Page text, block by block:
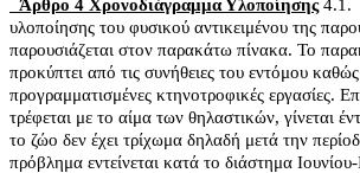
Άρθρο 4 Χρονοδιάγραμμα Υλοποίησης 4.1.
υλοποίησης του φυσικού αντικειμένου της
παρουσιάζεται στον παρακάτω πίνακα. Το
προκύπτει από τις συνήθειες του εντόμου καθώς
προγραμματισμένες κτηνοτροφικές εργασίες.
τρέφεται με το αίμα των θηλαστικών, γίνεται
το ζώο δεν έχει τρίχωμα δηλαδή μετά την
πρόβλημα εντείνεται κατά το διάστημα Ιουνίου-